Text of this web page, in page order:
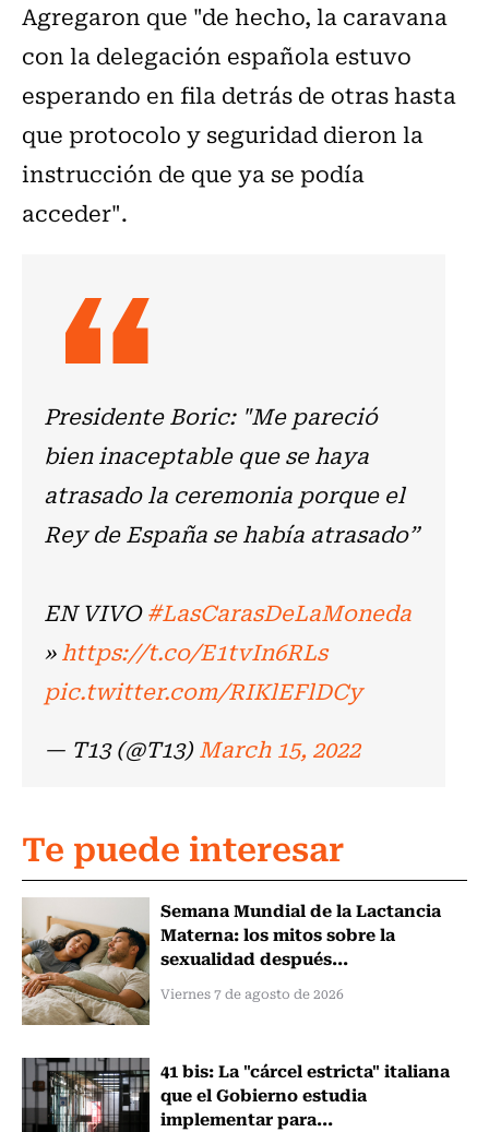
Agregaron que "de hecho, la caravana
con la delegación española estuvo
esperando en fila detrás de otras hasta
que protocolo y seguridad dieron la
instrucción de que ya se podía
acceder".
Presidente Boric: "Me pareció
bien inaceptable que se haya
atrasado la ceremonia porque el
Rey de España se había atrasado”
EN VIVO#LasCarasDeLaMoneda
»https://t.co/E1tvIn6RLs
pic.twitter.com/RIKlEFlDCy
— T13 (@T13)March 15, 2022
Te puede interesar
Semana Mundial de la Lactancia
Materna: los mitos sobre la
sexualidad después...
Viernes 7 de agosto de 2026
41 bis: La "cárcel estricta" italiana
que el Gobierno estudia
implementar para...